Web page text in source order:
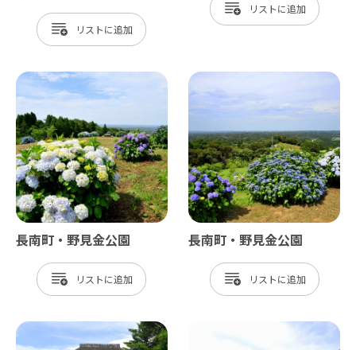
リスト
リスト
長南町・野見金公園
リスト
長南町・野見金公園
リスト